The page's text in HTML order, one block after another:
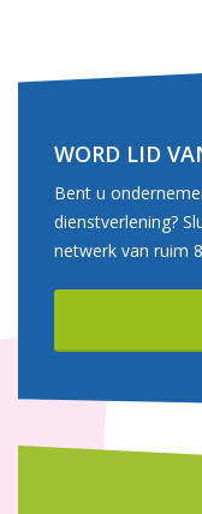
WORD LID
Bent u
dienstverlening?
netwerk van ruim